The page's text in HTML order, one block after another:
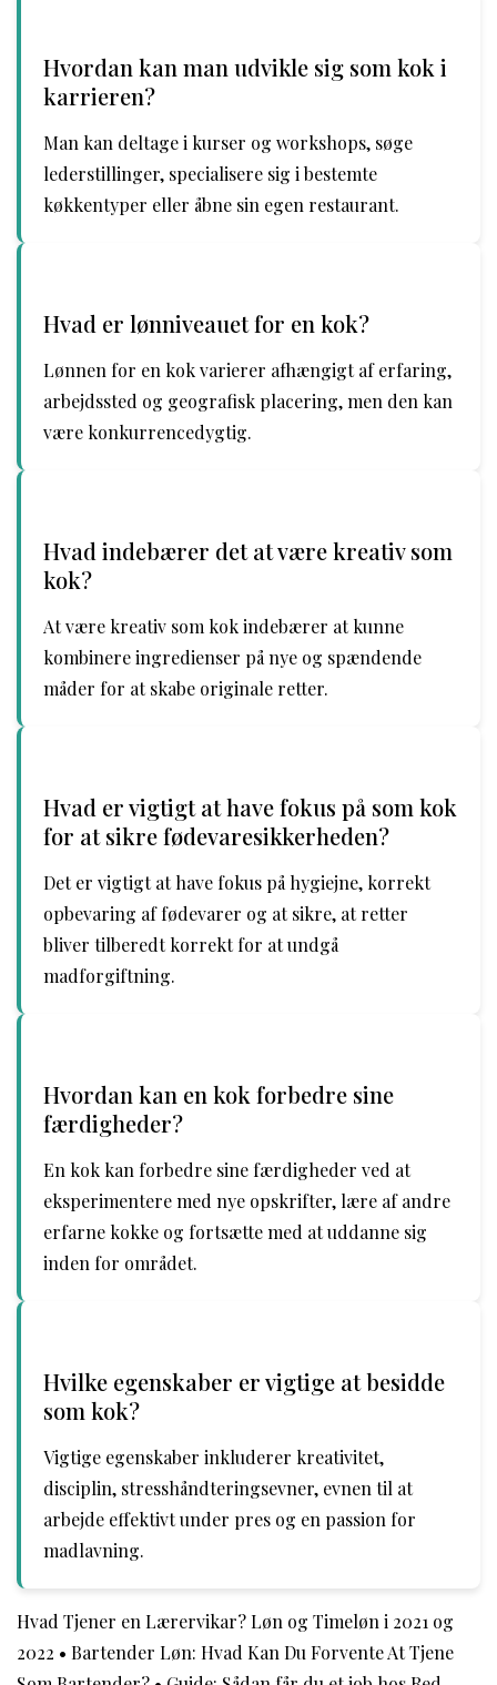
Hvordan kan man udvikle sig som kok i
karrieren?
Man kan deltage i kurser og workshops, søge
lederstillinger, specialisere sig i bestemte
køkkentyper eller åbne sin egen restaurant.
Hvad er lønniveauet for en kok?
Lønnen for en kok varierer afhængigt af erfaring,
arbejdssted og geografisk placering, men den kan
være konkurrencedygtig.
Hvad indebærer det at være kreativ som
kok?
At være kreativ som kok indebærer at kunne
kombinere ingredienser på nye og spændende
måder for at skabe originale retter.
Hvad er vigtigt at have fokus på som kok
for at sikre fødevaresikkerheden?
Det er vigtigt at have fokus på hygiejne, korrekt
opbevaring af fødevarer og at sikre, at retter
bliver tilberedt korrekt for at undgå
madforgiftning.
Hvordan kan en kok forbedre sine
færdigheder?
En kok kan forbedre sine færdigheder ved at
eksperimentere med nye opskrifter, lære af andre
erfarne kokke og fortsætte med at uddanne sig
inden for området.
Hvilke egenskaber er vigtige at besidde
som kok?
Vigtige egenskaber inkluderer kreativitet,
disciplin, stresshåndteringsevner, evnen til at
arbejde effektivt under pres og en passion for
madlavning.
Hvad Tjener en Lærervikar? Løn og Timeløn i 2021 og
2022 • Bartender Løn: Hvad Kan Du Forvente At Tjene